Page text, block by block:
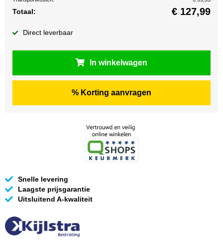
Totaal: € 127,99
Direct leverbaar
In winkelwagen
% Korting aanvragen
Snelle levering
Laagste prijsgarantie
Uitsluitend A-kwaliteit